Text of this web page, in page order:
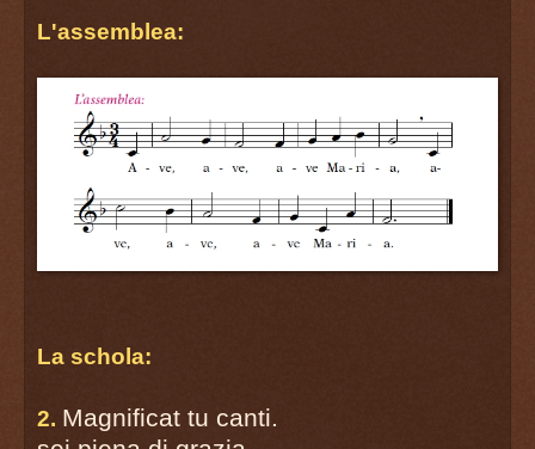
L'assemblea:
La schola:
2. Magnificat tu canti.